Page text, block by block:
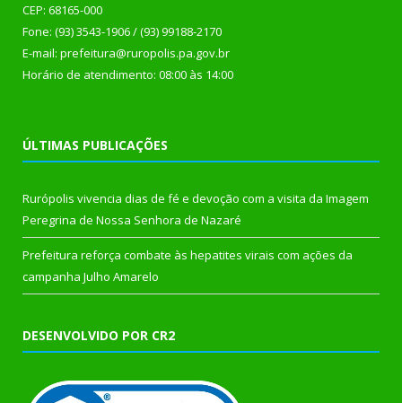
CEP: 68165-000
Fone: (93) 3543-1906 / (93) 99188-2170
E-mail: prefeitura@ruropolis.pa.gov.br
Horário de atendimento: 08:00 às 14:00
ÚLTIMAS PUBLICAÇÕES
Rurópolis vivencia dias de fé e devoção com a visita da Imagem
Peregrina de Nossa Senhora de Nazaré
Prefeitura reforça combate às hepatites virais com ações da
campanha Julho Amarelo
DESENVOLVIDO POR CR2